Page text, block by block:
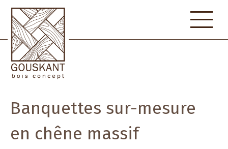
Skip
content
Banquettes sur-mesure
en chêne massif